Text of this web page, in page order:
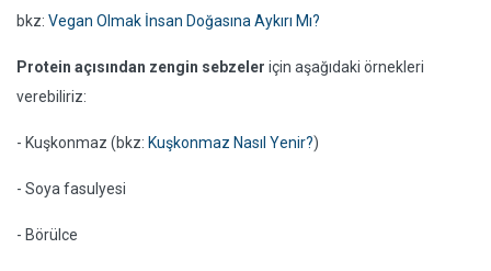
bkz: Vegan Olmak İnsan Doğasına Aykırı Mı?
Protein açısından zengin sebzeler için aşağıdaki örnekleri
verebiliriz:
- Kuşkonmaz (bkz: Kuşkonmaz Nasıl Yenir?)
- Soya fasulyesi
- Börülce